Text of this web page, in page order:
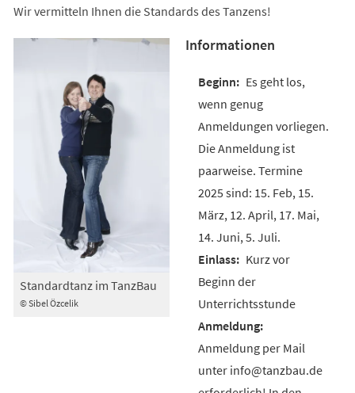
Wir vermitteln Ihnen die Standards des Tanzens!
© Sibel Özcelik
Standardtanz im TanzBau
Informationen
Es geht los,
wenn genug
Anmeldungen vorliegen.
Die Anmeldung ist
paarweise. Termine
2025 sind: 15. Feb, 15.
März, 12. April, 17. Mai,
14. Juni, 5. Juli.
Kurz vor
Beginn der
Unterrichtsstunde
Anmeldung per Mail
unter info@tanzbau.de